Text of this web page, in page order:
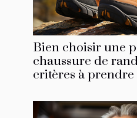
Bien choisir une
chaussure de
critères à prendre